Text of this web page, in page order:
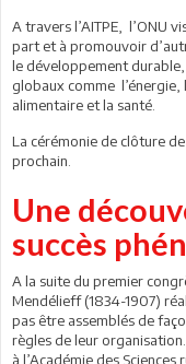
A travers l’AITPE, l’ONU
part et à promouvoir
le développement
globaux comme l’énergie,
alimentaire et la santé.
La cérémonie de clôture
prochain.
Une
succès
A la suite du premier
Mendélieff (1834-1907)
pas être assemblés de
règles de leur
à l’Académie des